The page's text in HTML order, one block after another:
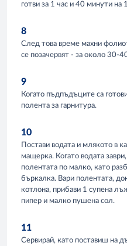
готви за 1 час и 40 минути на
8
След това време махни
се позачервят - за около 30-
9
Когато пъдпъдъците са
полента за гарнитура.
10
Постави водата и млякото в
мащерка. Когато водата
полентата по малко, като
бъркалка. Вари полентата,
котлона, прибави 1 супена
пипер и малко пушена сол.
11
Сервирай, като поставиш на